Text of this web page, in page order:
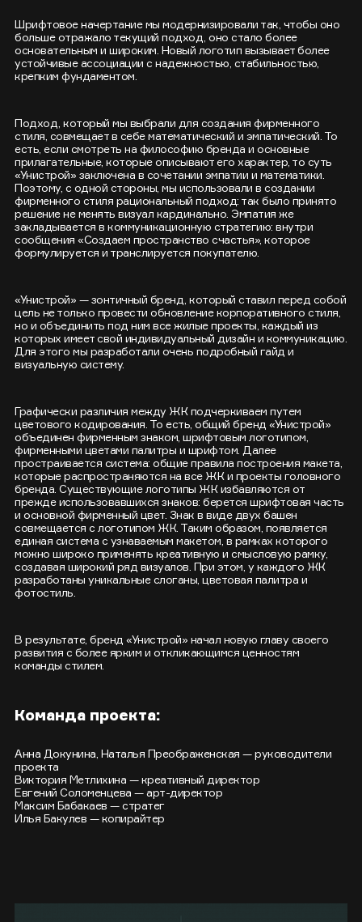
Шрифтовое начертание мы модернизировали так, чтобы оно
больше отражало текущий подход, оно стало более
основательным и широким. Новый логотип вызывает более
устойчивые ассоциации с надежностью, стабильностью,
крепким фундаментом.
Подход, который мы выбрали для создания фирменного
стиля, совмещает в себе математический и эмпатический. То
есть, если смотреть на философию бренда и основные
прилагательные, которые описывают его характер, то суть
«Унистрой» заключена в сочетании эмпатии и математики.
Поэтому, с одной стороны, мы использовали в создании
фирменного стиля рациональный подход: так было принято
решение не менять визуал кардинально. Эмпатия же
закладывается в коммуникационную стратегию: внутри
сообщения «Создаем пространство счастья», которое
формулируется и транслируется покупателю.
«Унистрой» — зонтичный бренд, который ставил перед собой
цель не только провести обновление корпоративного стиля,
но и объединить под ним все жилые проекты, каждый из
которых имеет свой индивидуальный дизайн и коммуникацию.
Для этого мы разработали очень подробный гайд и
визуальную систему.
Графически различия между ЖК подчеркиваем путем
цветового кодирования. То есть, общий бренд «Унистрой»
объединен фирменным знаком, шрифтовым логотипом,
фирменными цветами палитры и шрифтом. Далее
простраивается система: общие правила построения макета,
которые распространяются на все ЖК и проекты головного
бренда. Существующие логотипы ЖК избавляются от
прежде использовавшихся знаков: берется шрифтовая часть
и основной фирменный цвет. Знак в виде двух башен
совмещается с логотипом ЖК. Таким образом, появляется
единая система с узнаваемым макетом, в рамках которого
можно широко применять креативную и смысловую рамку,
создавая широкий ряд визуалов. При этом, у каждого ЖК
разработаны уникальные слоганы, цветовая палитра и
фотостиль.
В результате, бренд «Унистрой» начал новую главу своего
развития с более ярким и откликающимся ценностям
команды стилем.
Команда проекта:
Анна Докунина, Наталья Преображенская — руководители
проекта
Виктория Метлихина — креативный директор
Евгений Соломенцева — арт-директор
Максим Бабакаев — стратег
Илья Бакулев — копирайтер